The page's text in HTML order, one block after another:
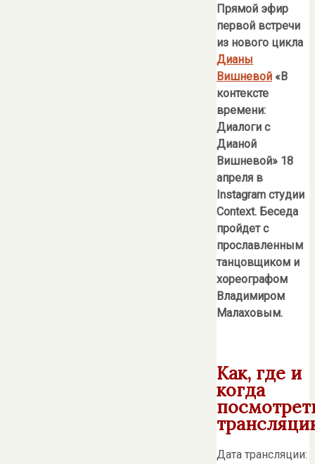
Прямой эфир
первой встречи
из нового цикла
Дианы
Вишневой «В
контексте
времени:
Диалоги с
Дианой
Вишневой» 18
апреля в
Instagram студии
Context. Беседа
пройдет с
прославленным
танцовщиком и
хореографом
Владимиром
Малаховым.
Как, где и
когда
Дата трансляции: